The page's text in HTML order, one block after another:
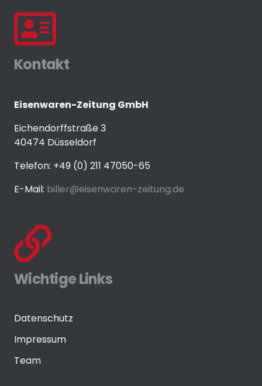
Kontakt
Eisenwaren-Zeitung GmbH
Eichendorffstraße 3
40474 Düsseldorf
Telefon: +49 (0) 211 47050-65
E-Mail: biller@eisenwaren-zeitung.de
Wichtige Links
Datenschutz
Impressum
Team